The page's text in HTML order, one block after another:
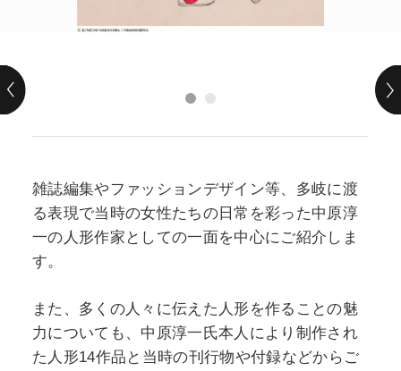
雑誌編集やファッションデザイン等、多岐に渡
る表現で当時の女性たちの日常を彩った中原淳
一の人形作家としての一面を中心にご紹介しま
す。
また、多くの人々に伝えた人形を作ることの魅
力についても、中原淳一氏本人により制作され
た人形14作品と当時の刊行物や付録などからご